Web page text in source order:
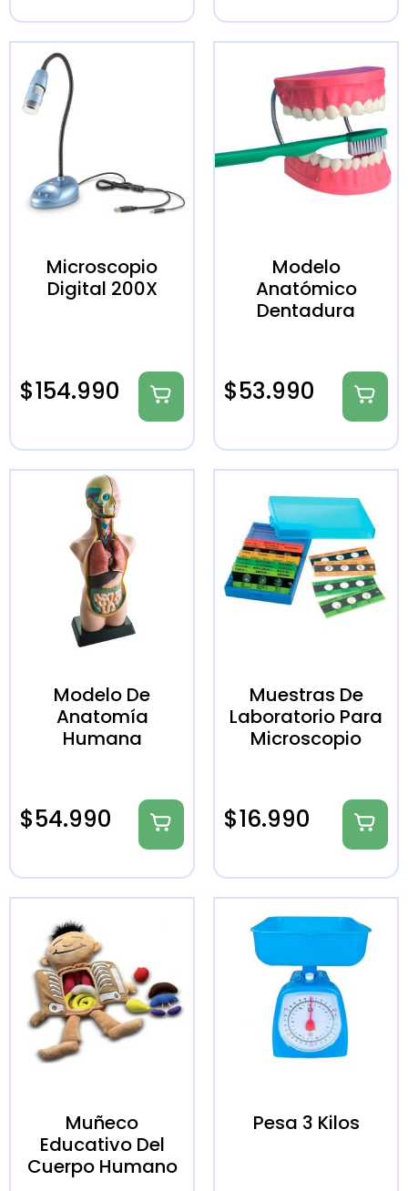
Microscopio
Digital 200X
$154.990
Modelo
Anatómico
Dentadura
$53.990
Modelo De
Anatomía
Humana
$54.990
Muestras De
Laboratorio Para
Microscopio
$16.990
Muñeco
Educativo Del
Cuerpo Humano
Pesa 3 Kilos